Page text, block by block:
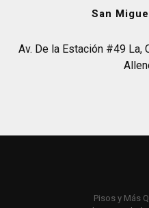
San
Av. De la Estación #49 La,
Pisos y Más